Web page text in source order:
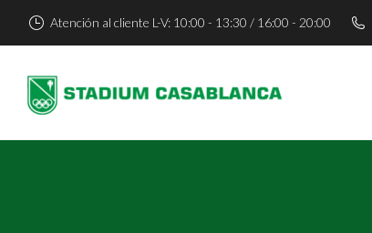
Atención al cliente L-V: 10:00 - 13:30 / 16:00 - 20:00